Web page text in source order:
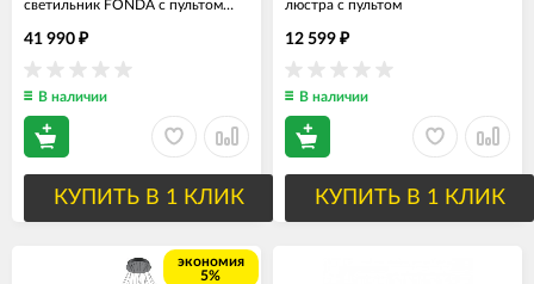
светильник FONDA с пультом
41 990 ₽
В наличии
КУПИТЬ В 1 КЛИК
люстра с пультом
12 599 ₽
В наличии
КУПИТЬ В 1 КЛИК
экономия
5%